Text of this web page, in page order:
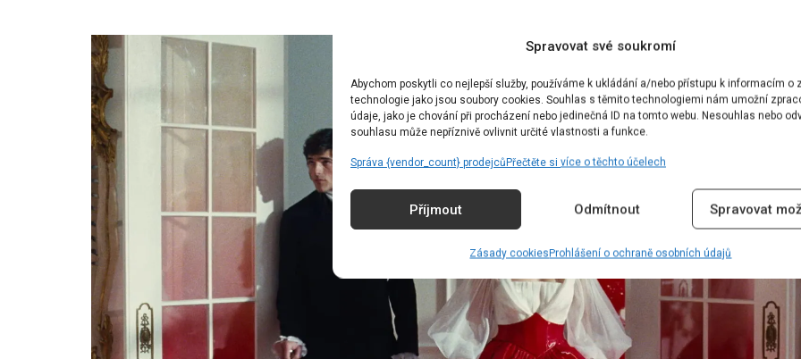
Spravovat své soukromí
Abychom poskytli co nejlepší služby, používáme k ukládání a/nebo přístupu k informacím o
technologie jako jsou soubory cookies. Souhlas s těmito technologiemi nám umožní
údaje, jako je chování při procházení nebo jedinečná ID na tomto webu. Nesouhlas nebo
souhlasu může nepříznivě ovlivnit určité vlastnosti a funkce.
Správa {vendor_count} prodejcůPřečtěte si více o těchto účelech
Příjmout Odmítnout Spravovat
Zásady cookiesProhlášení o ochraně osobních údajů